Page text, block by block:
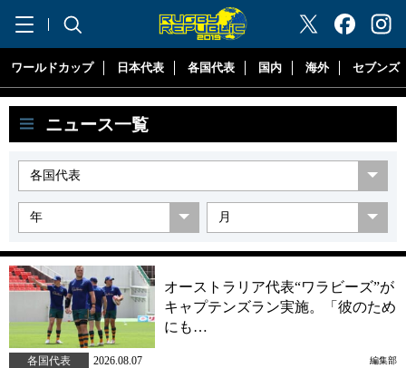
"ラグビーリパブリック"
ワールドカップ 日本代表 各国代表 国内 海外 セブンズ
ニュース一覧
オーストラリア代表“ワラビーズ”が
キャプテンズラン実施。「彼のため
にも…
各国代表 2026.08.07 編集部